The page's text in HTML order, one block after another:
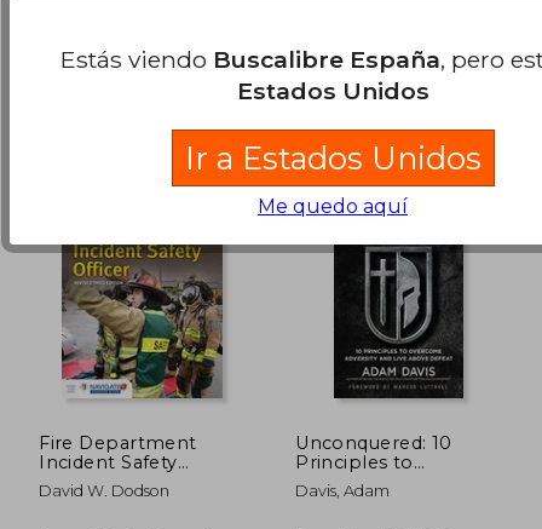
5%
dcto.
18,37 €
17,45 €
5%
dcto.
Fire Department
Incident Safety
Officer (Revised) (en
Inglés)
David W. Dodson
Unconquered: 10
Principles to
Overcome Adversity
and Live Above
Davis, Adam
Estás viendo Buscalibre España, pero
Estados Unidos
Ir a Estados Unidos
Me quedo aquí